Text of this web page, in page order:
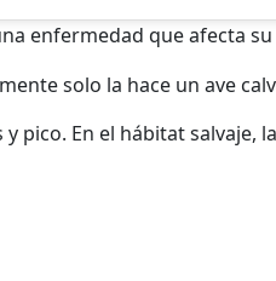
enfermedad que afecta
solo la hace un ave
y pico. En el hábitat